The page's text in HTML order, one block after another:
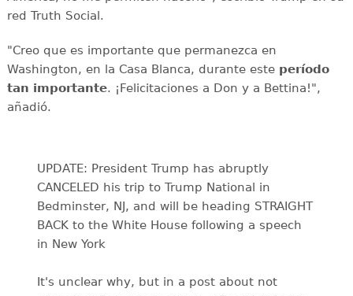
red Truth Social.
"Creo que es importante que permanezca en
Washington, en la Casa Blanca, durante este período
tan importante. ¡Felicitaciones a Don y a Bettina!",
añadió.
UPDATE: President Trump has abruptly
CANCELED his trip to Trump National in
Bedminster, NJ, and will be heading STRAIGHT
BACK to the White House following a speech
in New York
It's unclear why, but in a post about not